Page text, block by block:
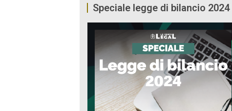
Speciale legge di bilancio 2024